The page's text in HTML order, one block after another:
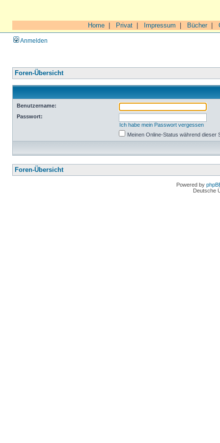
Home Privat Impressum Bücher|
Anmelden
Foren-Übersicht
Benutzername:
Passwort:
Ich habe mein Passwort vergessen
Meinen Online-Status während dieser
Foren-Übersicht
Powered by
Deutsche